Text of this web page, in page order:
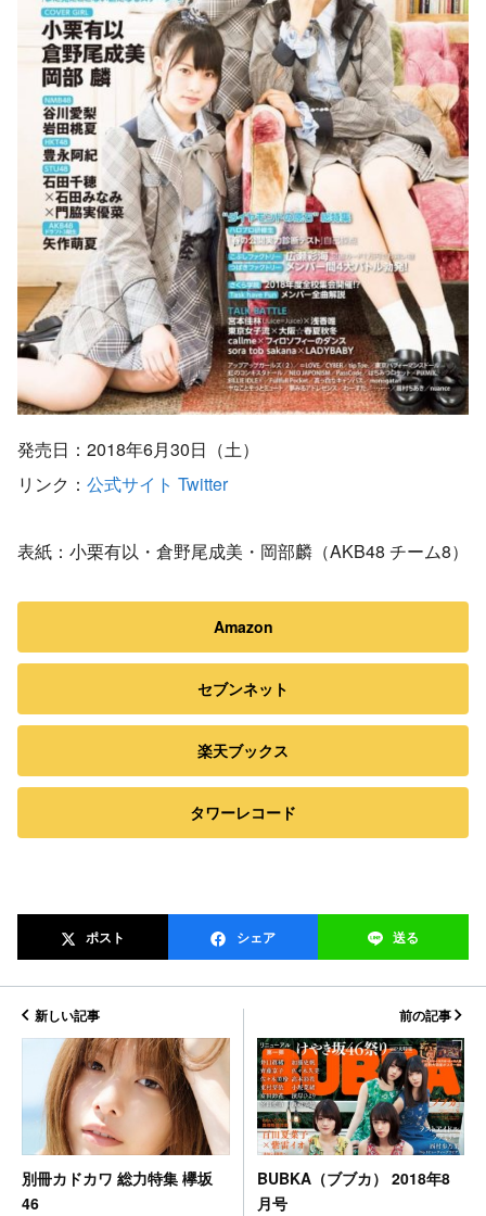
発売日：2018年6月30日（土）
リンク： 公式サイト Twitter
表紙：小栗有以・倉野尾成美・岡部麟（AKB48 チーム8）
Amazon
セブンネット
楽天ブックス
タワーレコード
ポスト シェア 送る
新しい記事
別冊カドカワ 総力特集 欅坂
46
前の記事
BUBKA（ブブカ） 2018年8
月号